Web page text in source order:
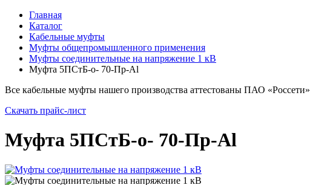
Главная
Каталог
Кабельные муфты
Муфты общепромышленного применения
Муфты соединительные на напряжение 1 кВ
Муфта 5ПСтБ-о- 70-Пр-Al
Все кабельные муфты нашего производства аттестованы ПАО «Россети»
Скачать прайс-лист
Муфта 5ПСтБ-о- 70-Пр-Al